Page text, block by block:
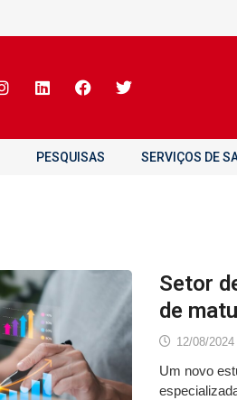
PESQUISAS SERVIÇOS DE
Setor
de
12/08/2024
Um novo